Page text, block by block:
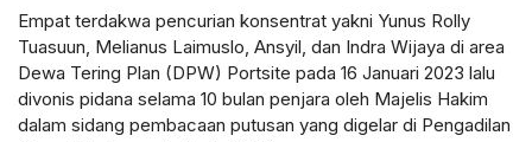
Empat terdakwa pencurian konsentrat yakni Yunus Rolly
Tuasuun, Melianus Laimuslo, Ansyil, dan Indra Wijaya di area
Dewa Tering Plan (DPW) Portsite pada 16 Januari 2023 lalu
divonis pidana selama 10 bulan penjara oleh Majelis Hakim
dalam sidang pembacaan putusan yang digelar di Pengadilan